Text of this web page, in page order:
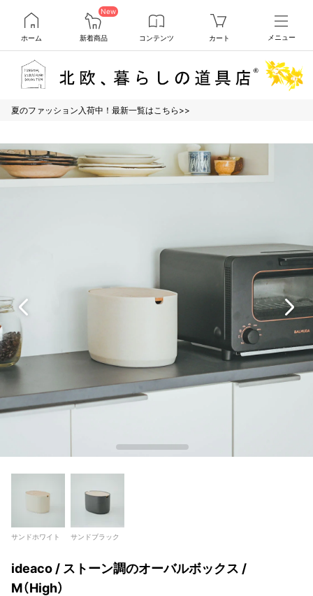
ホーム
New
新着商品 コンテンツ カート メニュー
夏のファッション入荷中！最新一覧はこちら>>
サンドホワイト サンドブラック
ideaco / ストーン調のオーバルボックス /
M（High）